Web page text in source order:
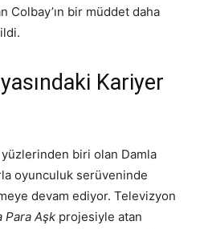
Colbay’ın bir müddet daha
Kariyer
biri olan Damla
oyunculuk serüveninde
devam ediyor. Televizyon
Para Aşk projesiyle atan